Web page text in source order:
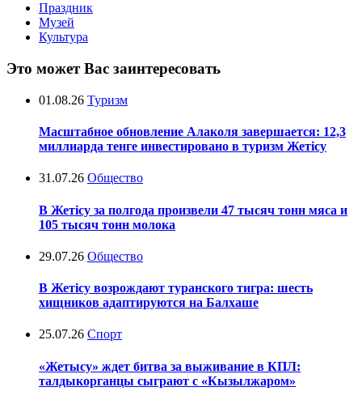
Праздник
Музей
Культура
Это может Вас заинтересовать
01.08.26 Туризм
Масштабное обновление Алаколя завершается: 12,3
миллиарда тенге инвестировано в туризм Жетісу
31.07.26 Общество
В Жетісу за полгода произвели 47 тысяч тонн мяса и
105 тысяч тонн молока
29.07.26 Общество
В Жетісу возрождают туранского тигра: шесть
хищников адаптируются на Балхаше
25.07.26 Спорт
«Жетысу» ждет битва за выживание в КПЛ:
талдыкорганцы сыграют с «Кызылжаром»